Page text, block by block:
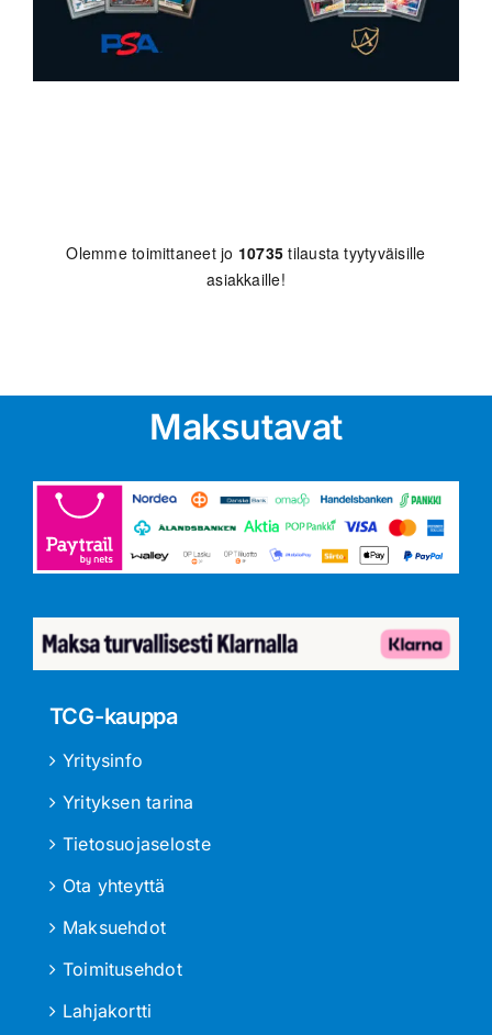
Olemme toimittaneet jo 10735 tilausta tyytyväisille
asiakkaille!
Maksutavat
TCG-kauppa
Yritysinfo
Yrityksen tarina
Tietosuojaseloste
Ota yhteyttä
Maksuehdot
Toimitusehdot
Lahjakortti